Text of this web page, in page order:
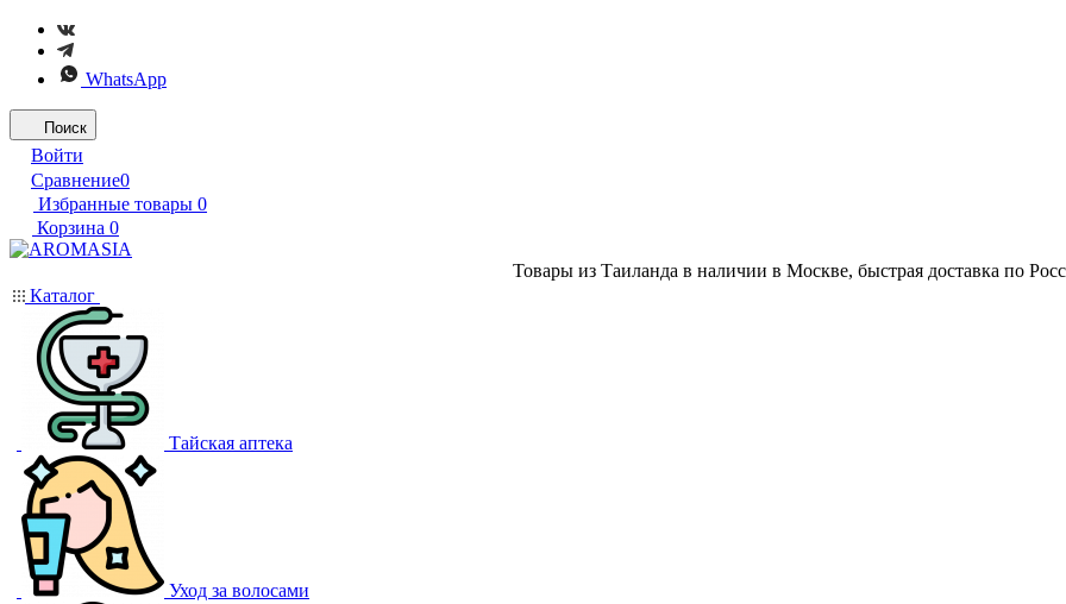
WhatsApp
Поиск
Войти
Сравнение0
Избранные товары 0
Корзина 0
Товары из Таиланда в наличии в Москве, быстрая доставка по
Каталог
Тайская аптека
Уход за волосами